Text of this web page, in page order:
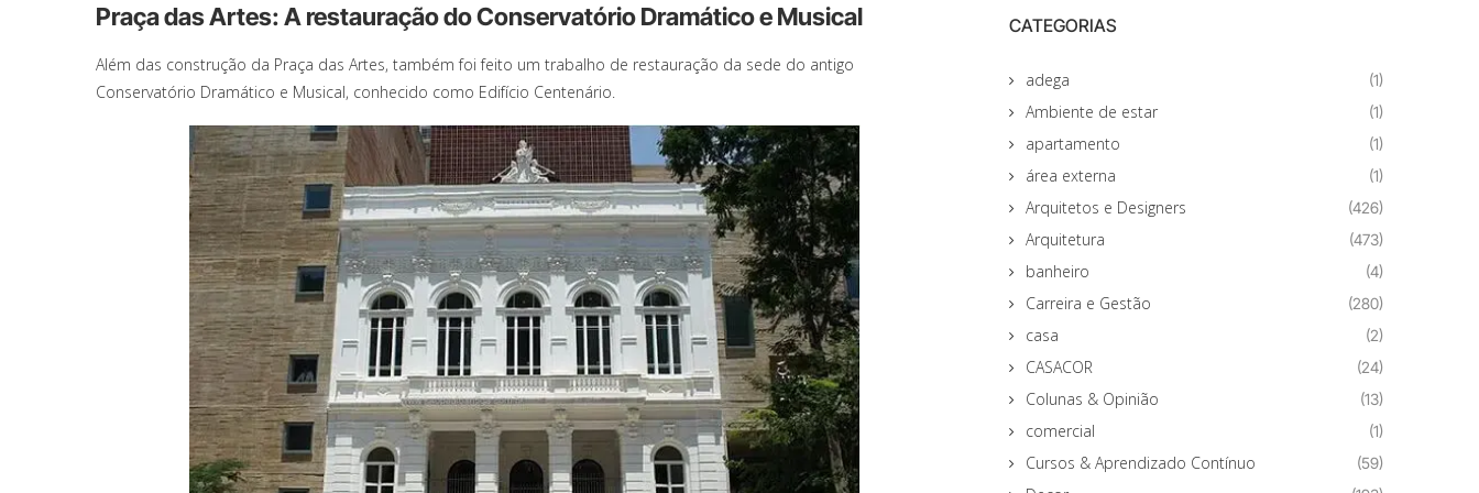
Praça das Artes: A restauração do Conservatório Dramático e Musical
Além das construção da Praça das Artes, também foi feito um trabalho de restauração da sede do antigo
Conservatório Dramático e Musical, conhecido como Edifício Centenário.
CATEGORIAS
adega (1)
Ambiente de estar (1)
apartamento (1)
área externa (1)
Arquitetos e Designers (426)
Arquitetura (473)
banheiro (4)
Carreira e Gestão (280)
casa (2)
CASACOR (24)
Colunas & Opinião (13)
comercial (1)
Cursos & Aprendizado Contínuo (59)